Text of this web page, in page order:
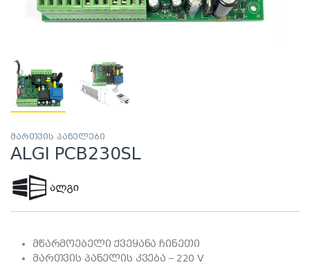
მართვის პანელები
ALGI PCB230SL
მწარმოებელი ქვეყანა ჩინეთი
მართვის პანელის კვება – 220 V